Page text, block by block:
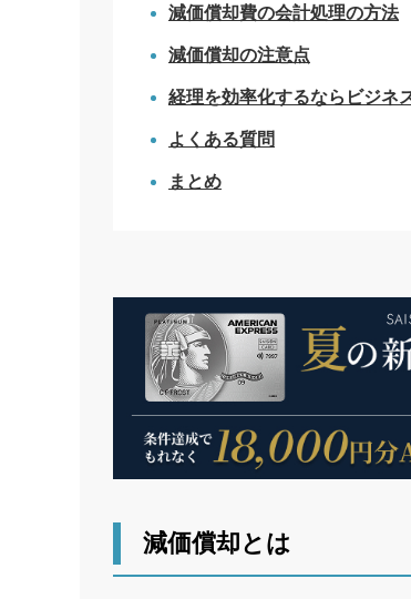
減価償却費の会計処理の方法
減価償却の注意点
経理を効率化するならビジネ
よくある質問
まとめ
減価償却とは